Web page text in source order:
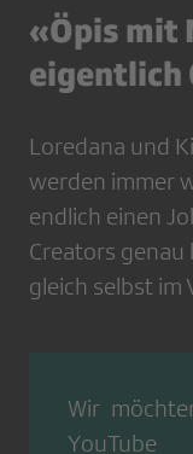
«Öpis mit
eigentlich
Loredana und
werden immer
endlich einen
Creators
gleich selbst im
Wir
YouTube